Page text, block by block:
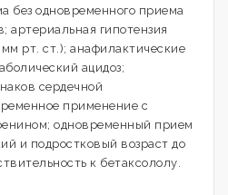
без одновременного приема
артериальная гипотензия
рт. ст.); анафилактические
ацидоз;
сердечной
применение с
одновременный прием
и подростковый возраст до
к бетаксололу.